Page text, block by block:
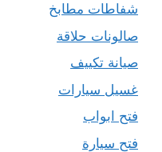
شفاطات مطابخ
صالونات حلاقة
صيانة تكييف
غسيل سيارات
فتح ابواب
فتح سيارة